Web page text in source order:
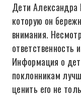
Дети Александра
которую он
внимания.
ответственность
Информация о
поклонникам
ценить его не